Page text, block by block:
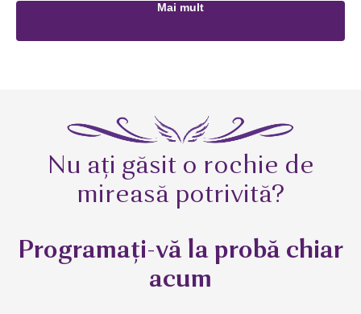
Mai mult
Nu ați găsit o rochie de
mireasă potrivită?
Programați-vă la probă chiar
acum